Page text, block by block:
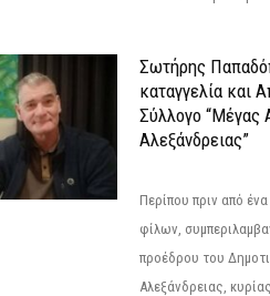
Σωτήρης
καταγγελία και
Σύλλογο “Μέγας
Αλεξάνδρειας”
Περίπου πριν από
φίλων,
προέδρου του
Αλεξάνδρειας,